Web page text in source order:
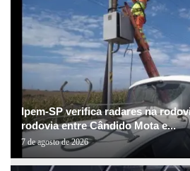
Ipem-SP verifica radares na
rodovia entre Cândido Mota e...
7 de agosto de 2026